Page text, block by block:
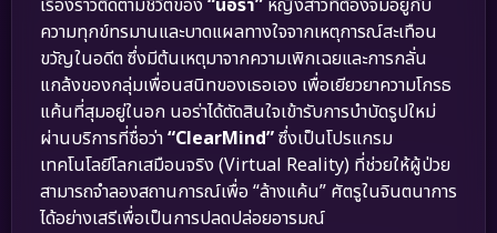
เรื่องราวติดตามชีวิตของ “นอร่า” หญิงสาวที่ต้องจมอยู่กับ
ความทุกข์ทรมานและบาดแผลทางใจจากเหตุการณ์สะเทือน
ขวัญในอดีต ซึ่งมีต้นเหตุมาจากความเพิกเฉยและการกลั่น
แกล้งของกลุ่มเพื่อนสนิทของเธอเอง เพื่อเยียวยาความโกรธ
แค้นที่สุมอยู่ในอก นอร่าได้ตัดสินใจเข้ารับการบำบัดรูปใหม่
ผ่านบริการที่ชื่อว่า“ClearMind”ซึ่งเป็นโปรแกรม
เทคโนโลยีโลกเสมือนจริง (Virtual Reality) ที่ช่วยให้ผู้ป่วย
สามารถจำลองสถานการณ์เพื่อ “ล้างแค้น” ศัตรูในจินตนาการ
ได้อย่างเสรีเพื่อเป็นการปลดปล่อยอารมณ์